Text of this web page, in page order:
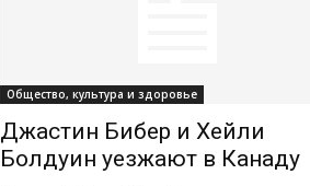
Общество, культура и здоровье
Джастин Бибер и Хейли
Болдуин уезжают в Канаду